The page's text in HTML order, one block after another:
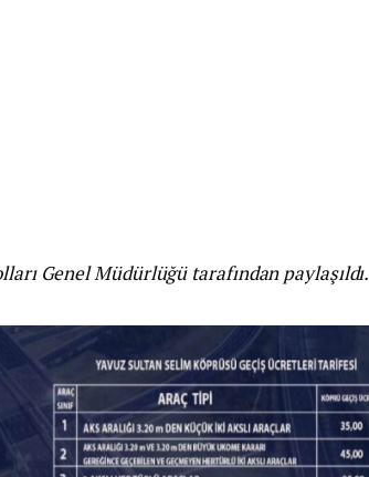
Genel Müdürlüğü tarafından paylaşıldı.